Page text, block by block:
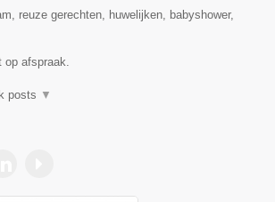
reuze gerechten, huwelijken, babyshower,
op afspraak.
posts ▼